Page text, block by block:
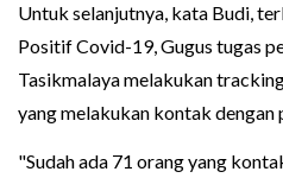
Untuk selanjutnya, kata Budi,
Positif Covid-19, Gugus tugas
Tasikmalaya melakukan
yang melakukan kontak dengan
"Sudah ada 71 orang yang